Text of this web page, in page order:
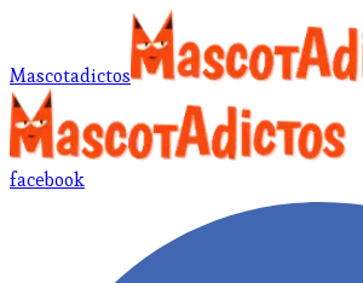
Mascotadictos
facebook